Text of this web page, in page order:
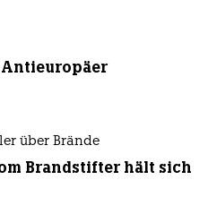
Antieuropäer
über Brände
Brandstifter hält sich